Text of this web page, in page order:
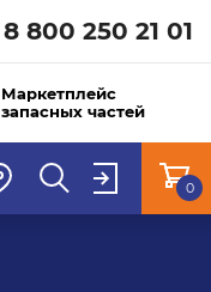
8 800 250 21 01
Маркетплейс
запасных частей
0